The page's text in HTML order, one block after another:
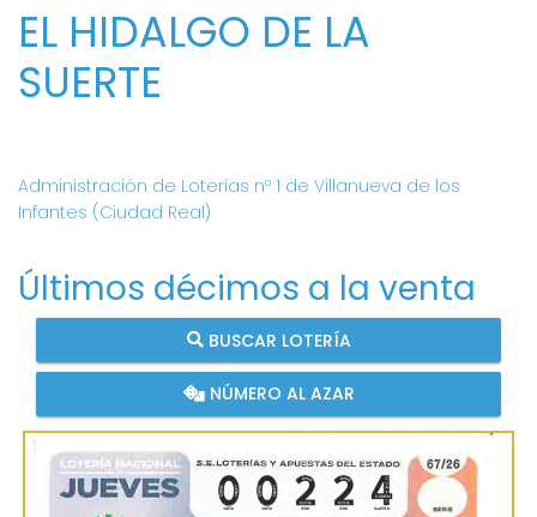
EL HIDALGO DE LA
SUERTE
Administración de Loterías nº 1 de Villanueva de los
Infantes (Ciudad Real)
Últimos décimos a la venta
BUSCAR LOTERÍA
NÚMERO AL AZAR